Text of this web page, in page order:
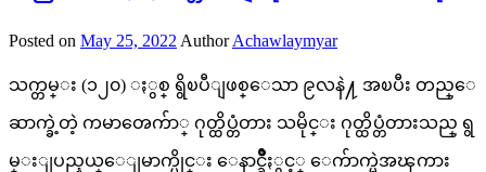
Posted on May 25, 2022 Author Achawlaymyar
သက္တမ္း (၁၂၀) ႏွစ္ ရွိၿပီျဖစ္ေသာ ၉လနဲ႔ အၿပီး တည္ေ
ဆာက္ခဲ့တဲ့ ကမာၻေက်ာ္ ဂုတ္ထိပ္တံတား သမိုင္း ဂုတ္ထိပ္တံတားသည္ ရွ
မ္းျပည္နယ္ေျမာက္ပိုင္း ေနာင္ခ်ိဳႏွင့္ ေက်ာက္မဲအၾကား